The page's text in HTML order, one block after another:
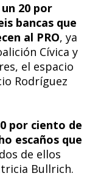
20 por
bancas que
al PRO, ya
Cívica y
el espacio
Rodríguez
por ciento de
escaños que
de ellos
Bullrich.